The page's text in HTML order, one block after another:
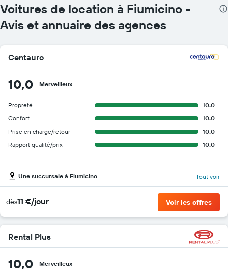
Voitures de location à Fiumicino -
Avis et annuaire des agences
Centauro
10,0 Merveilleux
Propreté
10.0
Confort
10.0
Prise en charge/retour
10.0
Rapport qualité/prix
10.0
Une succursale à Fiumicino Tout voir
dès11 €/jour Voir les offres
Rental Plus
10,0 Merveilleux